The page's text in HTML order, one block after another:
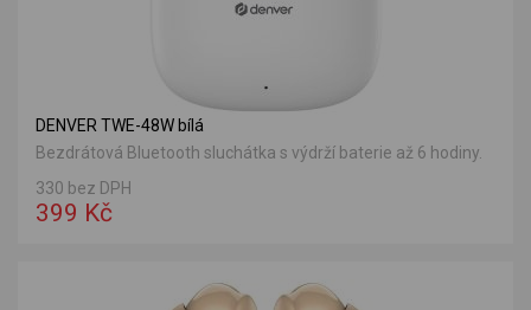
DENVER TWE-48W bílá
Bezdrátová Bluetooth sluchátka s výdrží baterie až 6 hodiny.
330 bez DPH
399 Kč